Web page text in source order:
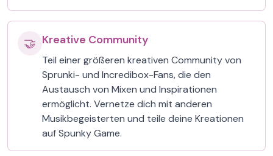
🤝 Kreative Community
Teil einer größeren kreativen Community von
Sprunki- und Incredibox-Fans, die den
Austausch von Mixen und Inspirationen
ermöglicht. Vernetze dich mit anderen
Musikbegeisterten und teile deine Kreationen
auf Spunky Game.